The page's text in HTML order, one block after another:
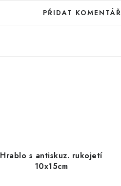
PŘIDAT KOMENTÁŘ
Hrablo s antiskuz. rukojetí
10x15cm